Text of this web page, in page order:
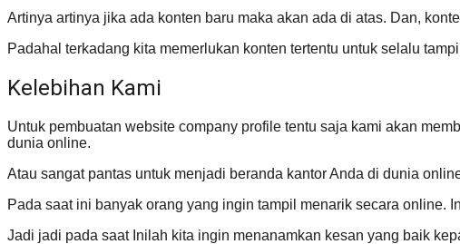
Artinya artinya jika ada konten baru maka akan ada di atas. Dan,
Padahal terkadang kita memerlukan konten tertentu untuk selalu
Kelebihan Kami
Untuk pembuatan website company profile tentu saja kami akan
dunia online.
Atau sangat pantas untuk menjadi beranda kantor Anda di dunia
Pada saat ini banyak orang yang ingin tampil menarik secara online.
Jadi jadi pada saat Inilah kita ingin menanamkan kesan yang baik